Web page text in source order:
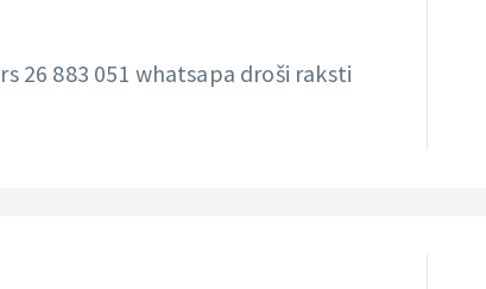
26 883 051 whatsapa droši raksti